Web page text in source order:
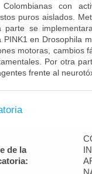
Colombianas con
puros aislados.
parte se
PINK1 en Drosophila
motoras, cambios
Por otra
frente al
de la